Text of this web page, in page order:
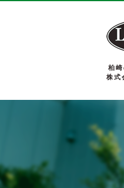
柏
株式